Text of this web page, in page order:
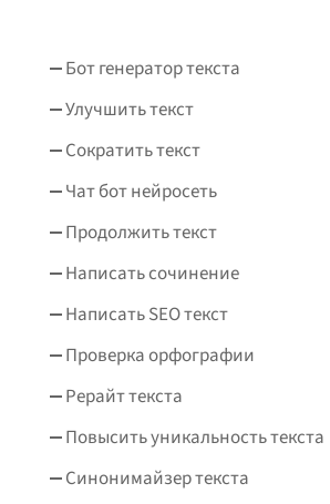
Бот генератор текста
Улучшить текст
Сократить текст
Чат бот нейросеть
Продолжить текст
Написать сочинение
Написать SEO текст
Проверка орфографии
Рерайт текста
Повысить уникальность текста
Синонимайзер текста